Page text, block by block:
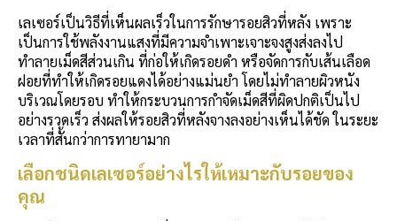
เลเซอร์เป็นวิธีที่เห็นผลเร็วในการรักษารอยสิวที่หลัง เพราะ
เป็นการใช้พลังงานแสงที่มีความจำเพาะเจาะจงสูงส่งลงไป
ทำลายเม็ดสีส่วนเกิน ที่ก่อให้เกิดรอยดำ หรือจัดการกับเส้นเลือด
ฝอยที่ทำให้เกิดรอยแดงได้อย่างแม่นยำ โดยไม่ทำลายผิวหนัง
บริเวณโดยรอบ ทำให้กระบวนการกำจัดเม็ดสีที่ผิดปกติเป็นไป
อย่างรวดเร็ว ส่งผลให้รอยสิวที่หลังจางลงอย่างเห็นได้ชัด ในระยะ
เวลาที่สั้นกว่าการทายามาก
เลือกชนิดเลเซอร์อย่างไรให้เหมาะกับรอยของ
คุณ